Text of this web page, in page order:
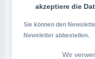
akzeptiere die
Sie können den
Newsletter abbestellen.
Wir